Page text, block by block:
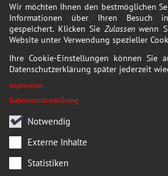
Wir möchten Ihnen den bestmöglichen
Informationen über Ihren Besuch
gespeichert. Klicken Sie Zulassenwenn
Website unter Verwendung spezieller
Ihre Cookie-Einstellungen können Sie
Datenschutzerklärung später jederzeit
Notwendig
Externe Inhalte
Statistiken
Impressum
Datenschutzerklärung